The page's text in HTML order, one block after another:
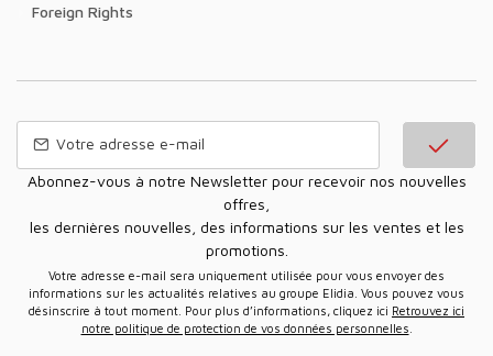
Foreign Rights
Abonnez-vous à notre Newsletter pour recevoir nos nouvelles
offres,
les dernières nouvelles, des informations sur les ventes et les
promotions.
Votre adresse e-mail sera uniquement utilisée pour vous envoyer des
informations sur les actualités relatives au groupe Elidia. Vous pouvez vous
désinscrire à tout moment. Pour plus d’informations, cliquez ici Retrouvez ici
notre politique de protection de vos données personnelles